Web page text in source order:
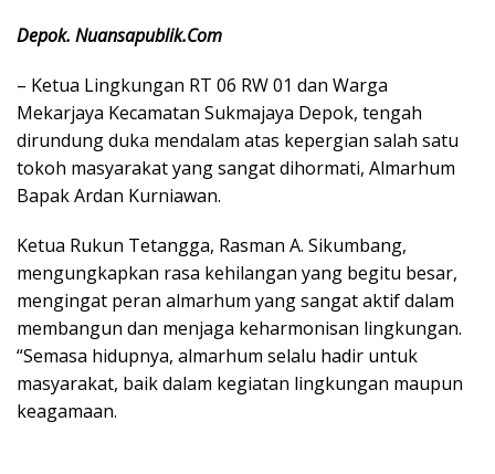
Depok. Nuansapublik.Com
– Ketua Lingkungan RT 06 RW 01 dan Warga
Mekarjaya Kecamatan Sukmajaya Depok, tengah
dirundung duka mendalam atas kepergian salah satu
tokoh masyarakat yang sangat dihormati, Almarhum
Bapak Ardan Kurniawan.
Ketua Rukun Tetangga, Rasman A. Sikumbang,
mengungkapkan rasa kehilangan yang begitu besar,
mengingat peran almarhum yang sangat aktif dalam
membangun dan menjaga keharmonisan lingkungan.
“Semasa hidupnya, almarhum selalu hadir untuk
masyarakat, baik dalam kegiatan lingkungan maupun
keagamaan.